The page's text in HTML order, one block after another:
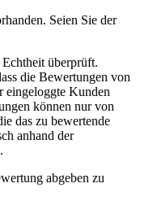
Seien Sie der
überprüft.
die Bewertungen von
eingeloggte Kunden
können nur von
das zu bewertende
anhand der
abgeben zu